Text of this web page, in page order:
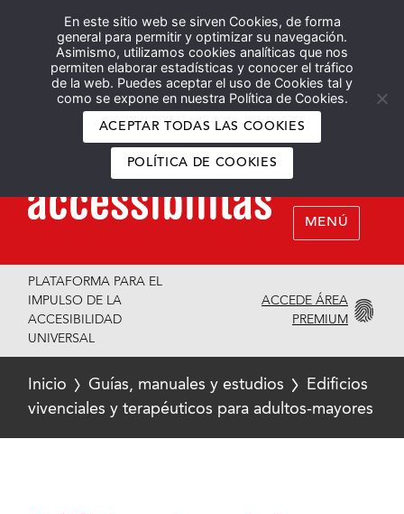
En este sitio web se sirven Cookies, de forma
general para permitir y optimizar su navegación.
Asimismo, utilizamos cookies analíticas que nos
permiten elaborar estadísticas y conocer el tráfico
de la web. Puedes aceptar el uso de Cookies tal y
como se expone en nuestra Política de Cookies.
ACEPTAR TODAS LAS COOKIES
POLÍTICA DE COOKIES
Español English
MENÚ
PLATAFORMA PARA EL
IMPULSO DE LA
ACCESIBILIDAD
UNIVERSAL
ACCEDE ÁREA
PREMIUM
Inicio Guías, manuales y estudios
Edificios
vivenciales y terapéuticos para adultos-mayores